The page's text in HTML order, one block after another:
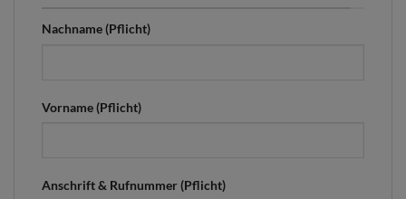
Nachname (Pflicht)
Vorname (Pflicht)
Anschrift & Rufnummer (Pflicht)